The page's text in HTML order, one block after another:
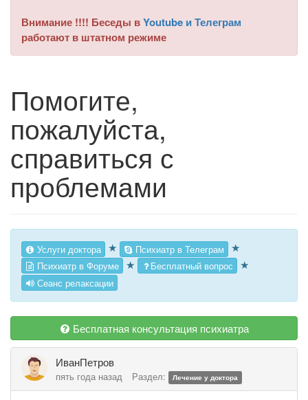
Внимание !!!! Беседы вYoutube и Телеграм
работают в штатном режиме
Помогите,
пожалуйста,
справиться с
проблемами
Услуги доктора ★ Психиатр в Телеграм ★
Психиатр в Форуме ★ Бесплатный вопрос ★
Сеанс релаксации
Бесплатная консультация психиатра
ИванПетров
пять года назад Раздел: Лечение у доктора